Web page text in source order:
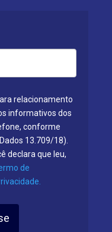
relacionamento
informativos dos
conforme
13.709/18).
declara que leu,
de